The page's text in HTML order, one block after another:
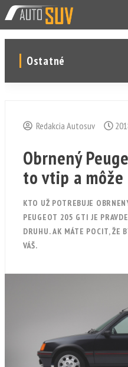
Ostatné
Redakcia Autosuv
Obrnený
to vtip a môže
KTO UŽ POTREBUJE
PEUGEOT 205 GTI JE
DRUHU. AK MÁTE POCIT, ŽE
VÁŠ.